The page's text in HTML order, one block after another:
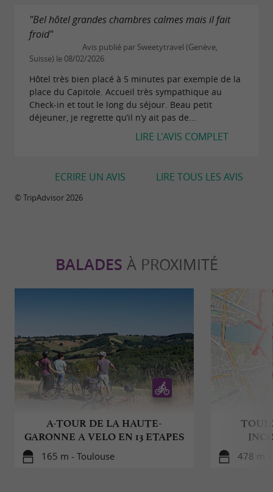
"Bel hôtel grandes chambres calmes mais il fait
froid"
Avis publié par Sweetytravel (Genève,
Suisse) le 08/02/2026
Hôtel très bien placé à 5 minutes par exemple de la
place du Capitole. Accueil très sympathique au
Check-in et tout le long du séjour. Beau petit
déjeuner, je regrette qu’il n’y ait pas de...
LIRE L'AVIS COMPLET
LIRE TOUS LES AVIS
ECRIRE UN AVIS
© TripAdvisor 2026
BALADES À PROXIMITÉ
A-TOUR DE LA HAUTE-
GARONNE A VELO EN 13 ETAPES
165 m - Toulouse 478 m -